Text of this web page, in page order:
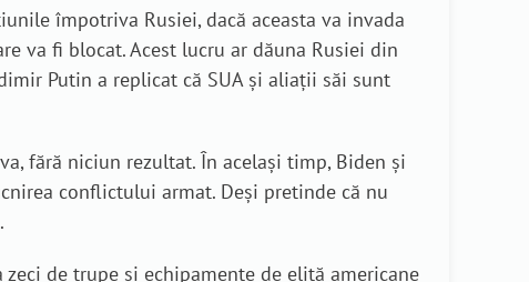
împotriva Rusiei, dacă aceasta va invada
va fi blocat. Acest lucru ar dăuna Rusiei din
Putin a replicat că SUA și aliații săi sunt
fără niciun rezultat. În același timp, Biden și
conflictului armat. Deși pretinde că nu
de trupe și echipamente de elită americane